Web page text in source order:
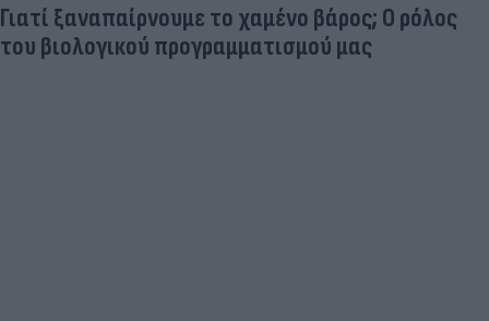
Γιατί ξαναπαίρνουμε το χαμένο βάρος; Ο ρόλος
του βιολογικού προγραμματισμού μας